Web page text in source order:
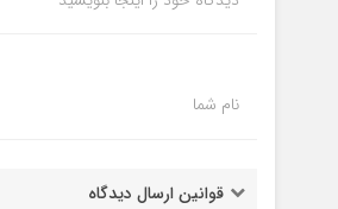
نام شما
قوانین ارسال دیدگاه